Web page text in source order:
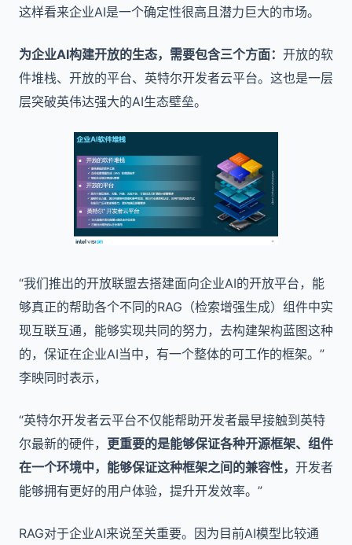
这样看来企业AI是一个确定性很高且潜力巨大的市场。
为企业AI构建开放的生态，需要包含三个方面： 开放的软
件堆栈、开放的平台、英特尔开发者云平台。这也是一层
层突破英伟达强大的AI生态壁垒。
“我们推出的开放联盟去搭建面向企业AI的开放平台，能
够真正的帮助各个不同的RAG（检索增强生成）组件中实
现互联互通，能够实现共同的努力，去构建架构蓝图这种
的，保证在企业AI当中，有一个整体的可工作的框架。”
李映同时表示，
“英特尔开发者云平台不仅能帮助开发者最早接触到英特
尔最新的硬件， 更重要的是能够保证各种开源框架、组件
在一个环境中，能够保证这种框架之间的兼容性， 开发者
能够拥有更好的用户体验，提升开发效率。”
RAG对于企业AI来说至关重要。因为目前AI模型比较通